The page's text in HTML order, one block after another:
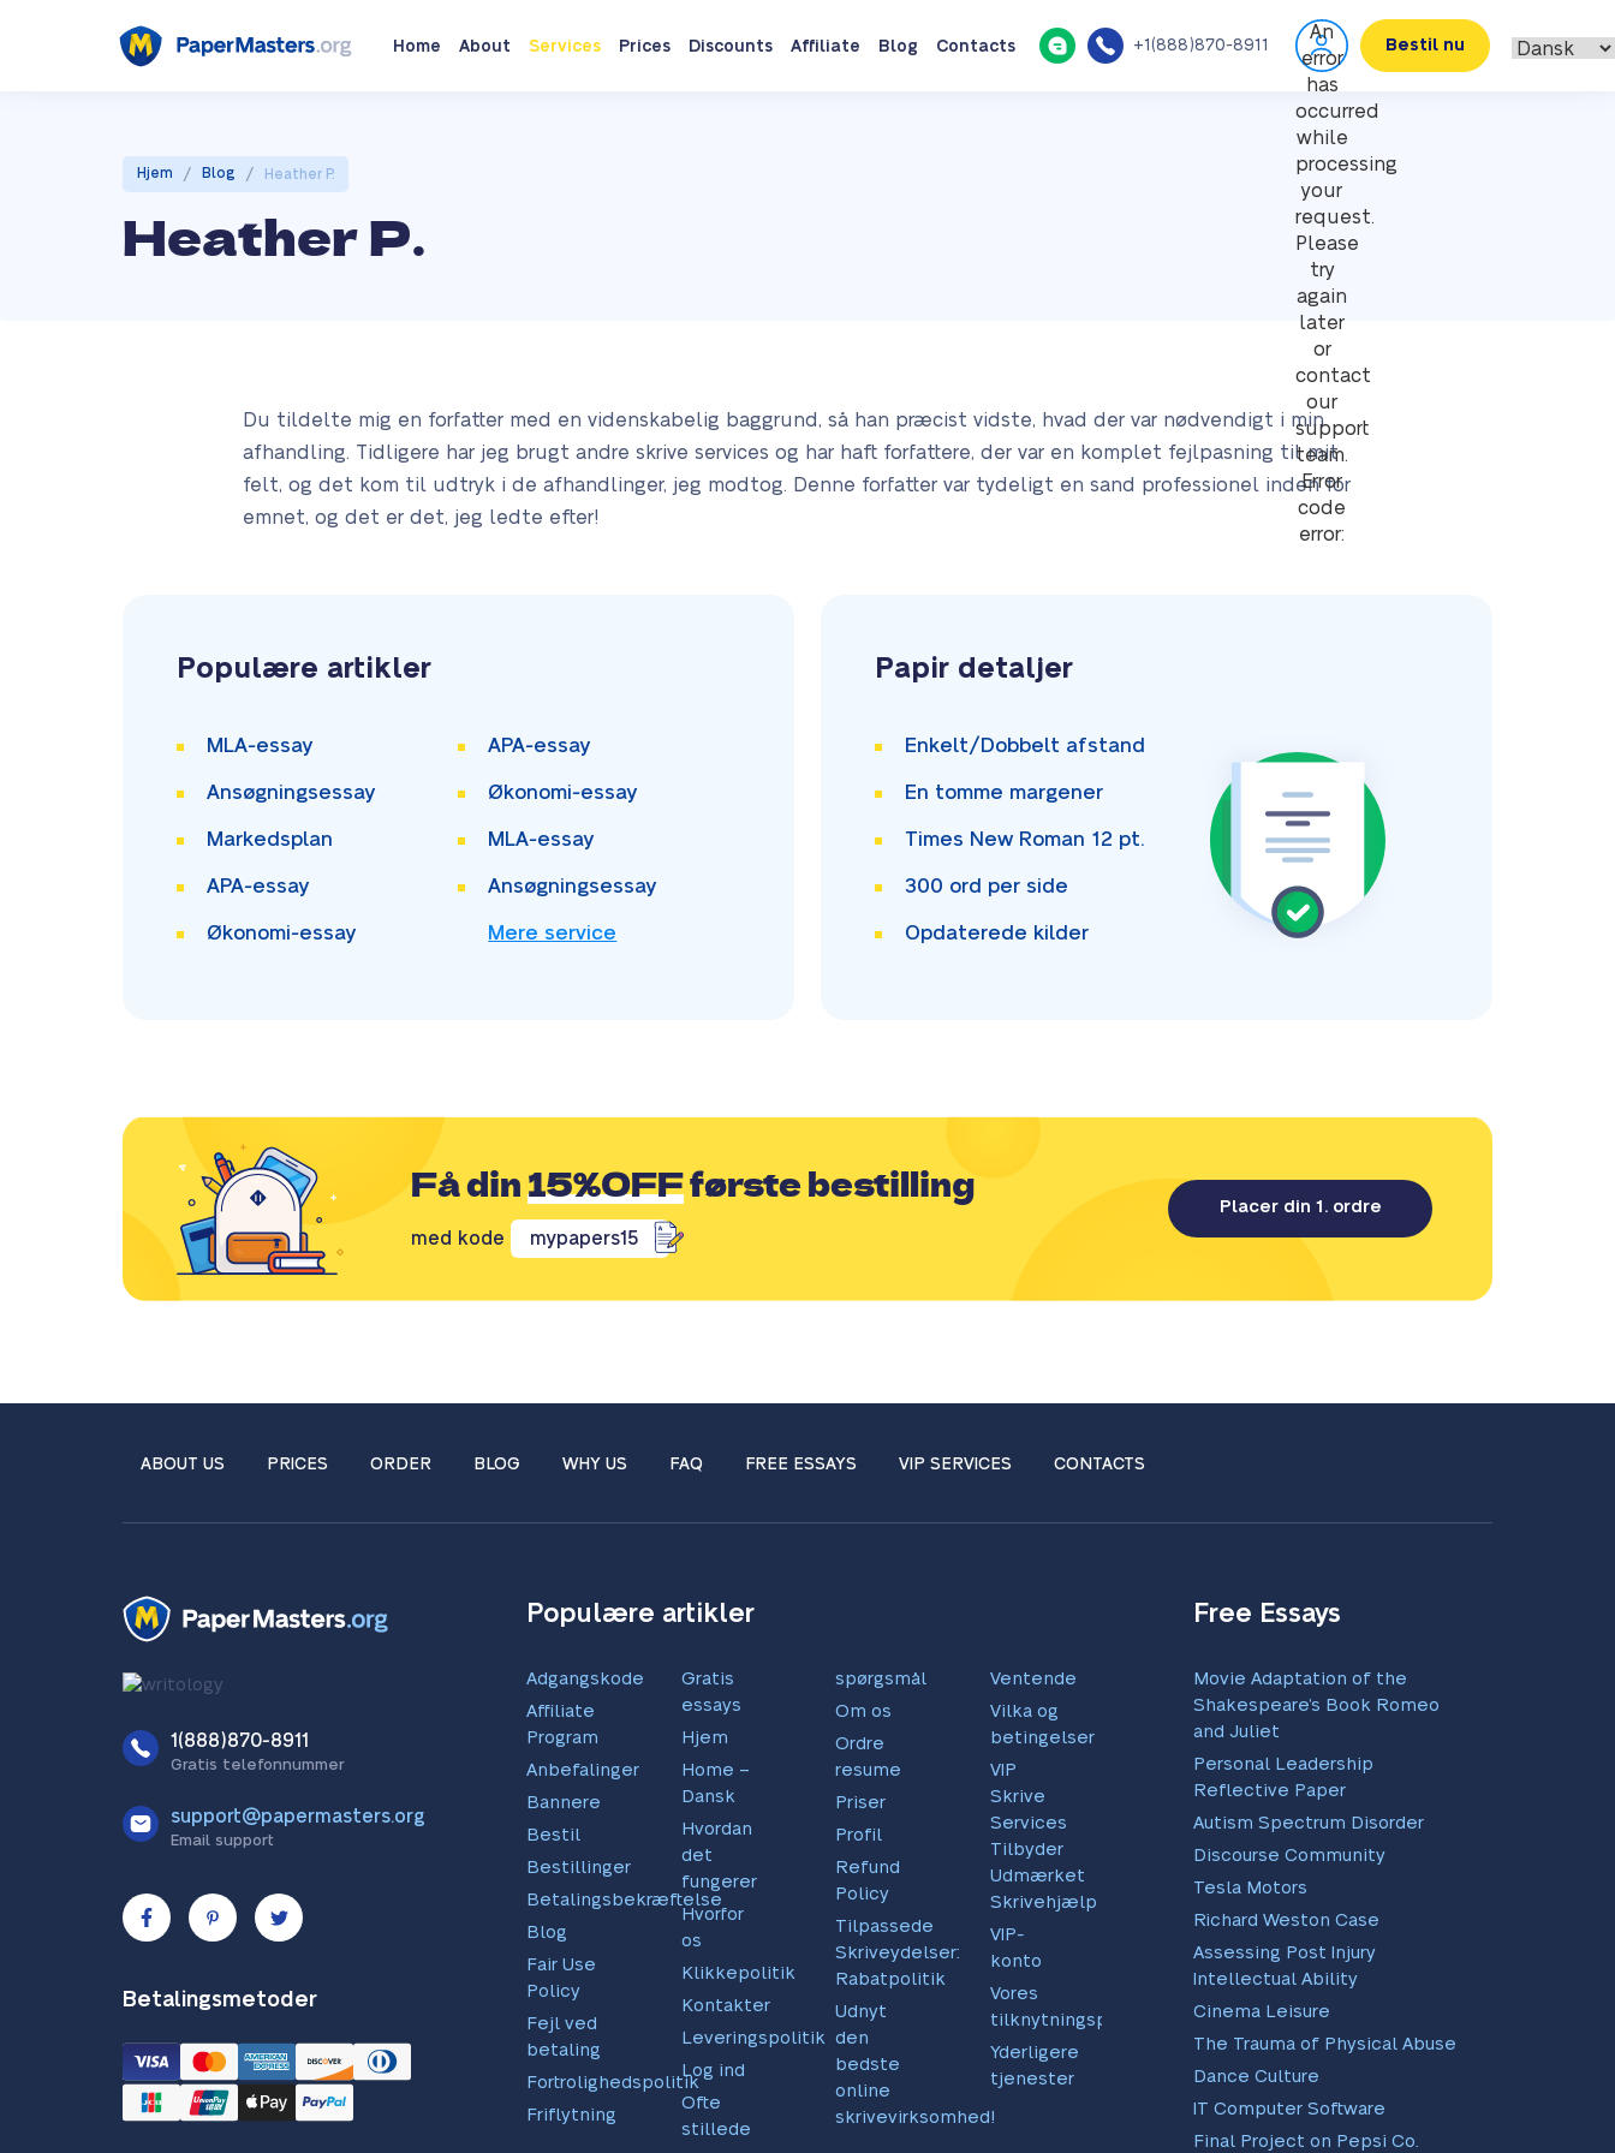
Home About Services Prices Discounts Affiliate Blog Contacts +1(888)870-8911
An
error
has
occurred
while
processing
your
request.
Please
try
again
later
or
contact
our
support
team.
Error
code
error:
Bestil nu
Hjem / Blog / Heather P.
Heather P.
Du tildelte mig en forfatter med en videnskabelig baggrund, så han præcist vidste, hvad der var nødvendigt i min
afhandling. Tidligere har jeg brugt andre skrive services og har haft forfattere, der var en komplet fejlpasning til mit
felt, og det kom til udtryk i de afhandlinger, jeg modtog. Denne forfatter var tydeligt en sand professionel inden for
emnet, og det er det, jeg ledte efter!
Populære artikler
MLA-essay APA-essay
Ansøgningsessay Økonomi-essay
Markedsplan MLA-essay
APA-essay Ansøgningsessay
Økonomi-essay Mere service
Papir detaljer
Enkelt/Dobbelt afstand
En tomme margener
Times New Roman 12 pt.
300 ord per side
Opdaterede kilder
Få din15%OFFførste bestilling
med kode mypapers15
Placer din 1. ordre
ABOUT US PRICES ORDER BLOG WHY US FAQ FREE ESSAYS VIP SERVICES CONTACTS
1(888)870-8911
Gratis telefonnummer
support@papermasters.org
Email support
Betalingsmetoder
Populære artikler
Adgangskode
Affiliate
Program
Anbefalinger
Bannere
Bestil
Bestillinger
Betalingsbekræftelse
Blog
Fair Use
Policy
Fejl ved
betaling
Fortrolighedspolitik
Friflytning
Gratis
essays
Hjem
Home –
Dansk
Hvordan
det
fungerer
Hvorfor
os
Klikkepolitik
Kontakter
Leveringspolitik
Log ind
Ofte
stillede
spørgsmål
Om os
Ordre
resume
Priser
Profil
Refund
Policy
Tilpassede
Skriveydelser:
Rabatpolitik
Udnyt
den
bedste
online
skrivevirksomhed!
Ventende
Vilka og
betingelser
VIP
Skrive
Services
Tilbyder
Udmærket
Skrivehjælp
VIP-
konto
Vores
tilknytningsprogram
Yderligere
tjenester
Free Essays
Movie Adaptation of the
Shakespeare’s Book Romeo
and Juliet
Personal Leadership
Reflective Paper
Autism Spectrum Disorder
Discourse Community
Tesla Motors
Richard Weston Case
Assessing Post Injury
Intellectual Ability
Cinema Leisure
The Trauma of Physical Abuse
Dance Culture
IT Computer Software
Final Project on Pepsi Co.